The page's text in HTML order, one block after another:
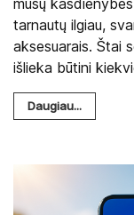
tarnautų ilgiau,
aksesuarais. Štai
išlieka būtini
Daugiau...